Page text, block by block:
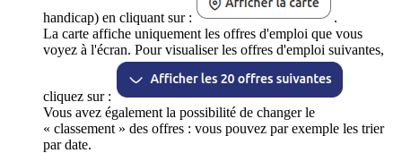
handicap) en cliquant sur :
.
La carte affiche uniquement les offres d'emploi que vous
voyez à l'écran. Pour visualiser les offres d'emploi suivantes,
cliquez sur :
Vous avez également la possibilité de changer le
« classement » des offres : vous pouvez par exemple les trier
par date.